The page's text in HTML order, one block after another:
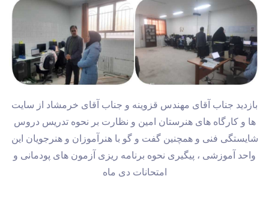
بازدید جناب آقای مهندس قزوینه و جناب آقای خرمشاد از سایت
ها و کارگاه های هنرستان امین و نظارت بر نحوه تدریس دروس
شایستگی فنی و همچنین گفت و گو با هنرآموزان و هنرجویان این
واحد آموزشی ، پیگیری نحوه برنامه ریزی آزمون های پودمانی و
امتحانات دی ماه